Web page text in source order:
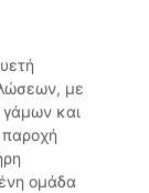
με
και
ομάδα